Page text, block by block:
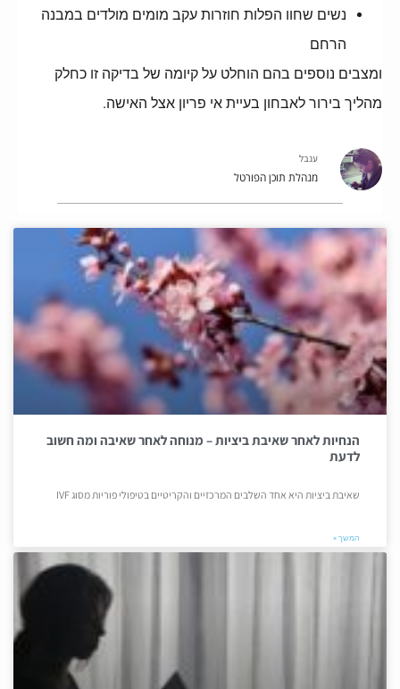
נשים שחוו הפלות חוזרות עקב מומים מולדים במבנה
הרחם
ומצבים נוספים בהם הוחלט על קיומה של בדיקה זו כחלק
מהליך בירור לאבחון בעיית אי פריון אצל האישה.
ענבל
מנהלת תוכן הפורטל
הנחיות לאחר שאיבת ביציות – מנוחה לאחר שאיבה ומה חשוב
לדעת
שאיבת ביציות היא אחד השלבים המרכזיים והקריטיים בטיפולי פוריות מסוג IVF
המשך »